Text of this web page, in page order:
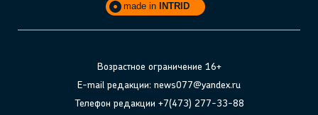
made in INTRID
Возрастное ограничение 16+
E-mail редакции: news077@yandex.ru
Телефон редакции +7(473) 277-33-88